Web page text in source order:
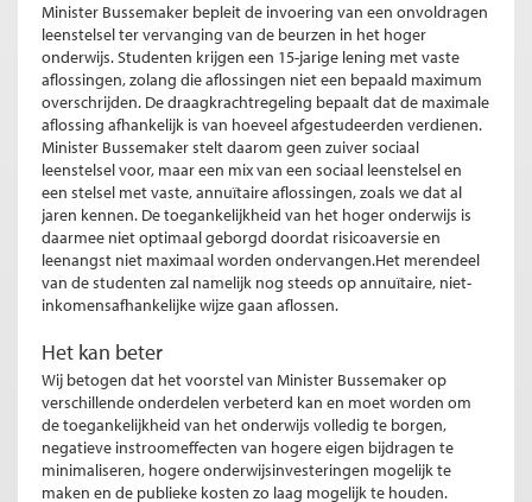
Minister Bussemaker bepleit de invoering van een onvoldragen
leenstelsel ter vervanging van de beurzen in het hoger
onderwijs. Studenten krijgen een 15-jarige lening met vaste
aflossingen, zolang die aflossingen niet een bepaald maximum
overschrijden. De draagkrachtregeling bepaalt dat de maximale
aflossing afhankelijk is van hoeveel afgestudeerden verdienen.
Minister Bussemaker stelt daarom geen zuiver sociaal
leenstelsel voor, maar een mix van een sociaal leenstelsel en
een stelsel met vaste, annuïtaire aflossingen, zoals we dat al
jaren kennen. De toegankelijkheid van het hoger onderwijs is
daarmee niet optimaal geborgd doordat risicoaversie en
leenangst niet maximaal worden ondervangen.Het merendeel
van de studenten zal namelijk nog steeds op annuïtaire, niet-
inkomensafhankelijke wijze gaan aflossen.
Het kan beter
Wij betogen dat het voorstel van Minister Bussemaker op
verschillende onderdelen verbeterd kan en moet worden om
de toegankelijkheid van het onderwijs volledig te borgen,
negatieve instroomeffecten van hogere eigen bijdragen te
minimaliseren, hogere onderwijsinvesteringen mogelijk te
maken en de publieke kosten zo laag mogelijk te houden.